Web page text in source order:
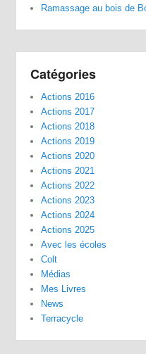
Ramassage au bois de
Catégories
Actions 2016
Actions 2017
Actions 2018
Actions 2019
Actions 2020
Actions 2021
Actions 2022
Actions 2023
Actions 2024
Actions 2025
Avec les écoles
Colt
Médias
Mes Livres
News
Terracycle